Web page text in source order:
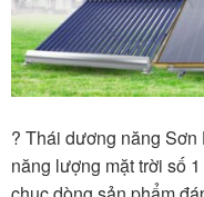
?️ Thái dương năng
năng lượng mặt trời số